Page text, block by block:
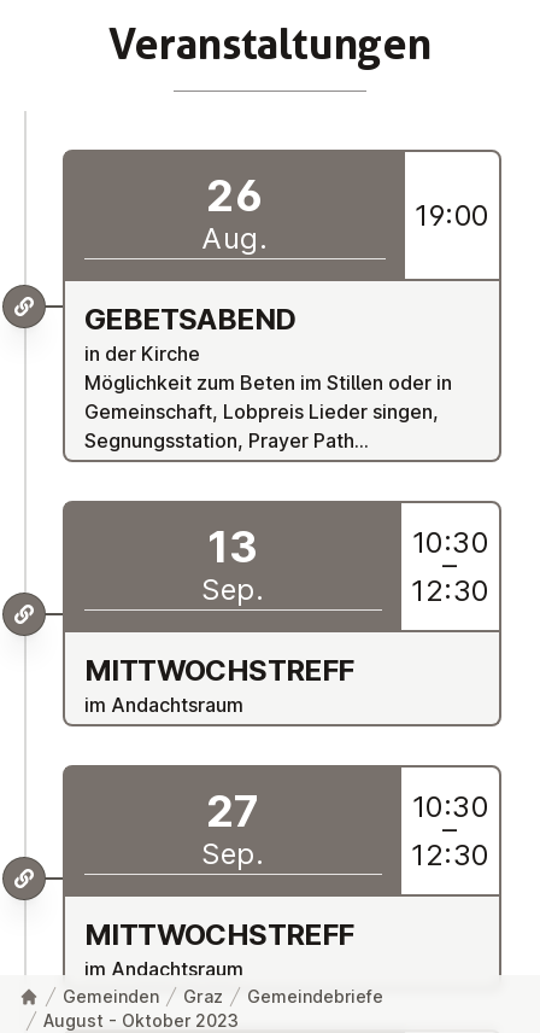
Ver­an­stal­tun­gen
GE­BETS­ABEND
in der Kirche
Möglichkeit zum Beten im Stillen oder in
Gemeinschaft, Lobpreis Lieder singen,
Segnungsstation, Prayer Path...
26
Aug.
19:00
MITT­WOCH­S­TREFF
im Andachtsraum
13
Sep.
10:30
–
12:30
MITT­WOCH­S­TREFF
im Andachtsraum
27
Sep.
10:30
–
12:30
Gemeinden Graz
Gemeindebriefe
August - Oktober 2023